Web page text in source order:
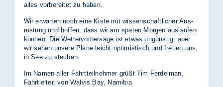
al­les vor­be­rei­tet zu ha­ben.
Wir er­war­ten noch eine Kis­te mit wis­sen­schaft­li­cher Aus­
rüs­tung und hof­fen, dass wir am spä­ten Mor­gen aus­lau­fen
kön­nen. Die Wet­ter­vor­her­sa­ge ist et­was un­güns­tig, aber
wir se­hen un­se­re Plä­ne leicht op­ti­mis­tisch und freu­en uns,
in See zu ste­chen.
Im Na­men al­ler Fahrt­teil­neh­mer grüßt Tim Fer­de­l­man,
Fahrt­lei­ter, von Wal­vis Bay, Na­mi­bia